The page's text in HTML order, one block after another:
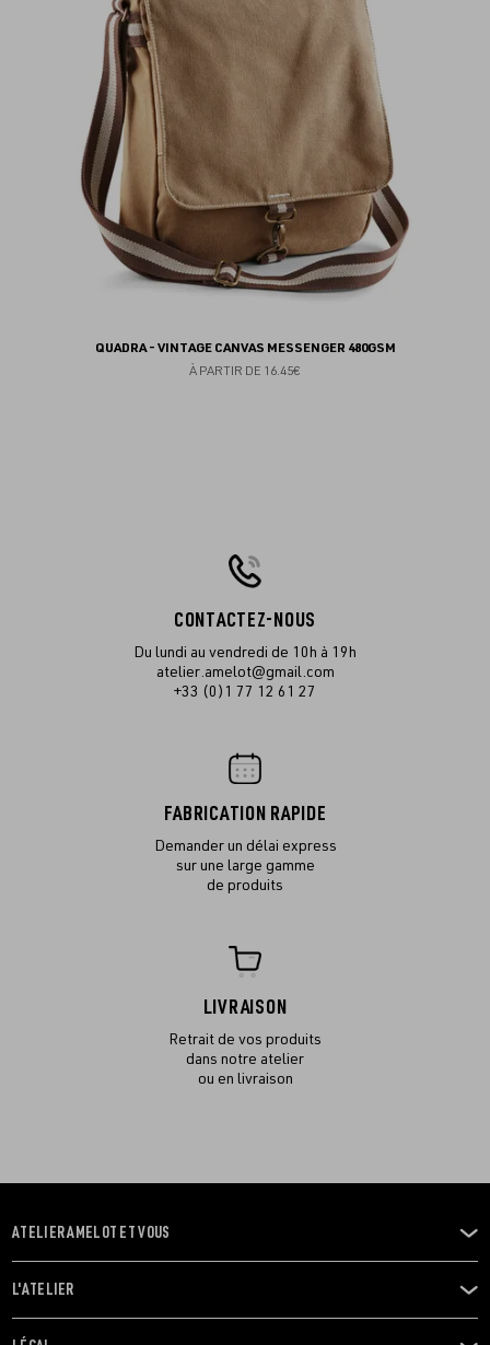
QUADRA - VINTAGE CANVAS MESSENGER 480GSM
À PARTIR DE 16.45€
CONTACTEZ-NOUS
Du lundi au vendredi de 10h à 19h
atelier.amelot@gmail.com
+33 (0)1 77 12 61 27
FABRICATION RAPIDE
Demander un délai express
sur une large gamme
de produits
LIVRAISON
Retrait de vos produits
dans notre atelier
ou en livraison
OUVRIR
LE
MENU
ATELIER AMELOT ET VOUS
OUVRIR
LE
L'ATELIER